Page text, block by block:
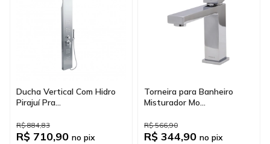
Ducha Vertical Com Hidro
Pirajuí Pra...
R$ 884,83
R$ 710,90 no pix
Torneira para Banheiro
Misturador Mo...
R$ 566,90
R$ 344,90 no pix